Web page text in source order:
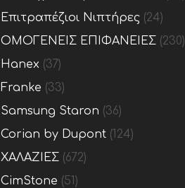
Επιτραπέζιοι Νιπτήρες (24)
ΟΜΟΓΕΝΕΙΣ ΕΠΙΦΑΝΕΙΕΣ (230)
Hanex (37)
Franke (33)
Samsung Staron (36)
Corian by Dupont (124)
ΧΑΛΑΖΙΕΣ (672)
CimStone (51)